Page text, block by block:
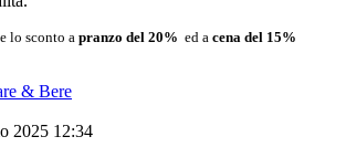
lo sconto a pranzo del 20% ed a cena del 15%
& Bere
2025 12:34